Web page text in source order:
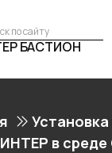
БАСТИОН
Установка
в